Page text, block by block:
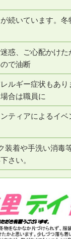
続いています。
惑、ご心配かけ
で油断
ルギー症状もあ
合は職員に
ティアによるイ
着や手洗い消毒
さい。